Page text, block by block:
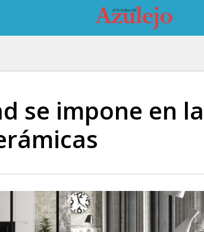
se impone en